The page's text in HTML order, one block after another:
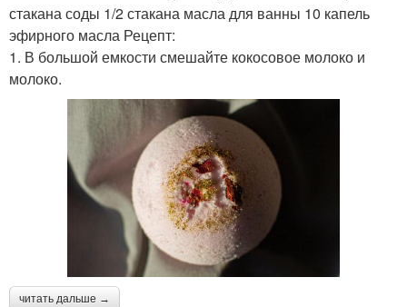
стакана соды 1/2 стакана масла для ванны 10 капель
эфирного масла Рецепт:
1. В большой емкости смешайте кокосовое молоко и
молоко.
читать дальше →